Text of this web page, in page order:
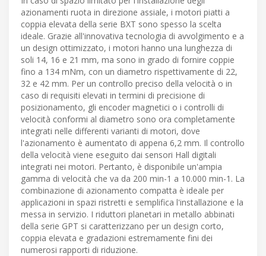
azionamenti ruota in direzione assiale, i motori piatti a
coppia elevata della serie BXT sono spesso la scelta
ideale. Grazie all'innovativa tecnologia di avvolgimento e a
un design ottimizzato, i motori hanno una lunghezza di
soli 14, 16 e 21 mm, ma sono in grado di fornire coppie
fino a 134 mNm, con un diametro rispettivamente di 22,
32 e 42 mm. Per un controllo preciso della velocità o in
caso di requisiti elevati in termini di precisione di
posizionamento, gli encoder magnetici o i controlli di
velocità conformi al diametro sono ora completamente
integrati nelle differenti varianti di motori, dove
l'azionamento è aumentato di appena 6,2 mm. Il controllo
della velocità viene eseguito dai sensori Hall digitali
integrati nei motori. Pertanto, è disponibile un'ampia
gamma di velocità che va da 200 min-1 a 10.000 min-1. La
combinazione di azionamento compatta è ideale per
applicazioni in spazi ristretti e semplifica l'installazione e la
messa in servizio. I riduttori planetari in metallo abbinati
della serie GPT si caratterizzano per un design corto,
coppia elevata e gradazioni estremamente fini dei
numerosi rapporti di riduzione.